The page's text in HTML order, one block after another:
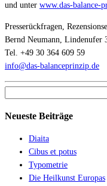
und unter www.das-balance-
Presserückfragen,
Bernd Neumann, Lindenufer
Tel. +49 30 364 609 59
info@das-balanceprinzip.de
Neueste Beiträge
Diaita
Cibus et potus
Typometrie
Die Heilkunst Europas